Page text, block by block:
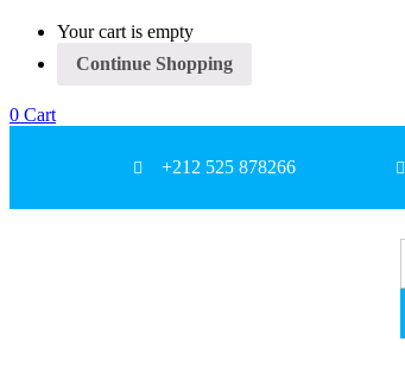
Your cart is empty
Continue Shopping
0 Cart
+212 525 878266